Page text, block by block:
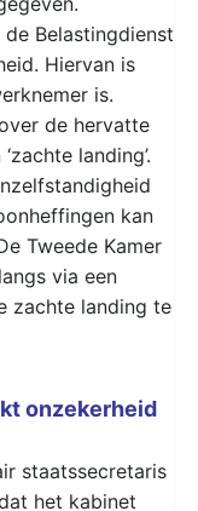
Belastingdienst
Hiervan is
is.
de hervatte
landing’.
kan
Tweede Kamer
via een
zachte landing te
onzekerheid
staatssecretaris
het kabinet